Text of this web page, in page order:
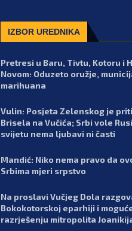
IZBOR UREDNIKA
Pretresi u Baru, Tivtu, Kotoru i
Novom: Oduzeto oružje,
marihuana
Vulin: Posjeta Zelenskog je
Brisela na Vučića; Srbi vole
svijetu nema ljubavi ni časti
Mandić: Niko nema pravo da
Srbima mjeri srpstvo
Na proslavi Vučjeg Dola
Bokokotorskoj eparhiji i
razrješenju mitropolita